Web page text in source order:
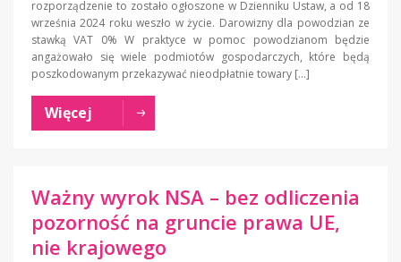
rozporządzenie to zostało ogłoszone w Dzienniku Ustaw, a od 18
września 2024 roku weszło w życie. Darowizny dla powodzian ze
stawką VAT 0% W praktyce w pomoc powodzianom będzie
angażowało się wiele podmiotów gospodarczych, które będą
poszkodowanym przekazywać nieodpłatnie towary […]
Więcej
Ważny wyrok NSA – bez odliczenia
pozorność na gruncie prawa UE,
nie krajowego